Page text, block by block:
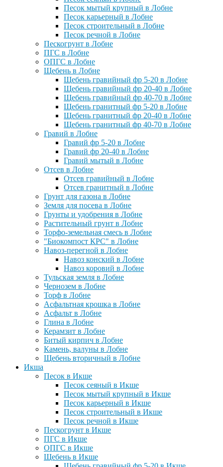
Песок мытый крупный в Лобне
Песок карьерный в Лобне
Песок строительный в Лобне
Песок речной в Лобне
Пескогрунт в Лобне
ПГС в Лобне
ОПГС в Лобне
Щебень в Лобне
Щебень гравийный фр 5-20 в Лобне
Щебень гравийный фр 20-40 в Лобне
Щебень гравийный фр 40-70 в Лобне
Щебень гранитный фр 5-20 в Лобне
Щебень гранитный фр 20-40 в Лобне
Щебень гранитный фр 40-70 в Лобне
Гравий в Лобне
Гравий фр 5-20 в Лобне
Гравий фр 20-40 в Лобне
Гравий мытый в Лобне
Отсев в Лобне
Отсев гравийный в Лобне
Отсев гранитный в Лобне
Грунт для газона в Лобне
Земля для посева в Лобне
Грунты и удобрения в Лобне
Растительный грунт в Лобне
Торфо-земельная смесь в Лобне
"Биокомпост КРС" в Лобне
Навоз-перегной в Лобне
Навоз конский в Лобне
Навоз коровий в Лобне
Тульская земля в Лобне
Чернозем в Лобне
Торф в Лобне
Асфальтная крошка в Лобне
Асфальт в Лобне
Глина в Лобне
Керамзит в Лобне
Битый кирпич в Лобне
Камень, валуны в Лобне
Щебень вторичный в Лобне
Икша
Песок в Икше
Песок сеяный в Икше
Песок мытый крупный в Икше
Песок карьерный в Икше
Песок строительный в Икше
Песок речной в Икше
Пескогрунт в Икше
ПГС в Икше
ОПГС в Икше
Щебень в Икше